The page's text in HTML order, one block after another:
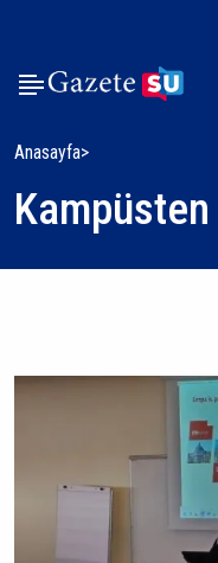
Anasayfa
Kampüsten